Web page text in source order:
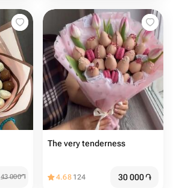
43 000֏
The very tenderness
4.68 124 30 000֏